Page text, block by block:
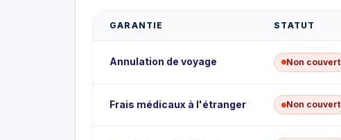
GARANTIE STATUT
Annulation de voyage Non couvert
Frais médicaux à l'étranger Non couvert